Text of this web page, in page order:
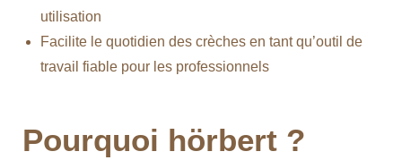
utilisation
Facilite le quotidien des crèches en tant qu’outil de
travail fiable pour les professionnels
Pourquoi hörbert ?